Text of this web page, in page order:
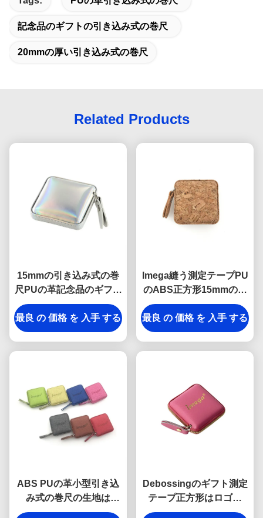
記念品のギフトの引き込み式の巻尺
20mmの厚い引き込み式の巻尺
Related Products
15mmの引き込み式の巻
尺PUの革記念品のギフト
のゼリー色
最良 の 価格 を 入手 する
Imega縫う測定テープPU
のABS正方形15mmの記
念品のギフト
最良 の 価格 を 入手 する
ABS PUの革小型引き込
み式の巻尺の生地は
Debossingのロゴの記念
Debossingのギフト測定
テープ正方形はロゴの
ABS PUを浮彫りにした